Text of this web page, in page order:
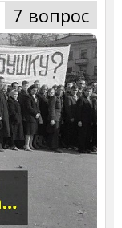
7 вопрос